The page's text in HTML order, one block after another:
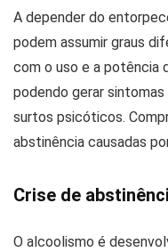
A depender do
podem assumir graus
com o uso e a potência
podendo gerar
surtos psicóticos.
abstinência causadas
Crise de
O alcoolismo é